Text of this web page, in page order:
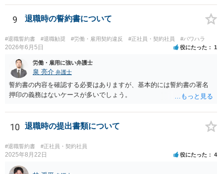
です（もめますので避けたいところですが）。 ２ 期間雇用の場合は
「やむをえない事由」が必要です。なければ損害賠償の対象となりえ
ます。ただ、実際は即時退職も不可能ではないです（同じく、もめる
ので避けたいところですが・・・）。 ３ 職場のパワーハラスメント
とは、同じ職場で働く者に対し、職務上の地位や人間関係などの職場
痛を与える又は職場環境を悪化させる行為をいいます。本件の言動
が、これらに該当するかどうか、証拠に基づいて、子細な分析と慎重
な対応が必要です。客観的証拠が不可欠です。 ４ 退職後の競業避止
義務については、合意についてすべての効力が発生するわけではない
の自由及び顧客の選択の自由を奪うものであるから、全てを有効と解
トでのやりとりだけでは、正確な回答が難しい案件です。本件は、法
的に正確に分析すべき事案です。素人判断は大いに危険です。 法的責
任をきちんと追及されたい場合には、労働法にかなり詳しく、上記に
9 退職時の誓約書について
#退職誓約書 #退職勧奨 #労働・雇用契約違反 #正社員・契約社員 #パワハラ
2026年6月5日 役にたった 1
労働・雇用に強い弁護士
泉 亮介 弁護士
誓約書の内容を確認する必要はありますが、基本的には誓約書の署名
押印の義務はないケースが多いでしょう。
10 退職時の提出書類について
#退職誓約書 #正社員・契約社員
2025年8月22日 役にたった 4